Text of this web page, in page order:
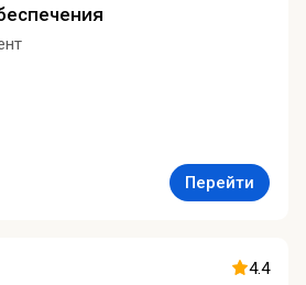
Перейти
4.4